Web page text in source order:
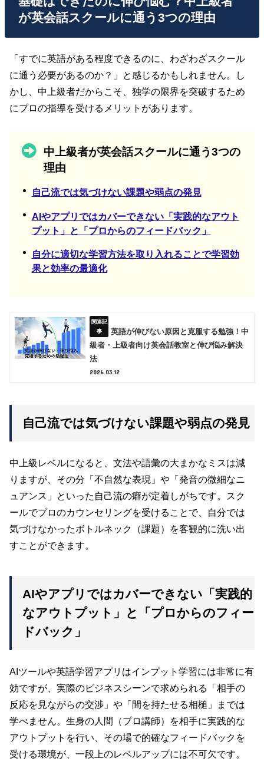
が英会話スクールに通う3つの理由
「すでに英語がある程度できるのに、わざわざスクール
に通う必要があるのか？」と感じるかもしれません。し
かし、中上級者だからこそ、独学の限界を突破するため
にプロの指導を受けるメリットがあります。
中上級者が英会話スクールに通う3つの
理由
自己流では気づけない課題や弱点の発見
AIやアプリではカバーできない「実践的なアウト
プット」と「プロからのフィードバック」
自分に適切な学習方法を取り入れることで学習効
果と効率の最適化
英語が伸びない原因と克服する勉強！中
級者・上級者向け英会話教室と伸び悩み解決
法
2026.03.12
自己流では気づけない課題や弱点の発見
中上級レベルになると、文法や語彙の大まかなミスは減
りますが、その分「不自然な表現」や「発音の微細なニ
ュアンス」といった自己流の癖が定着しがちです。スク
ールでプロのカウンセリングを受けることで、自分では
気づけなかったボトルネック（課題）を客観的に洗い出
すことができます。
AIやアプリではカバーできない「実践的
なアウトプット」と「プロからのフィー
ドバック」
AIツールや英語学習アプリはインプット学習には非常に有
効ですが、実際のビジネスシーンで求められる「相手の
反応を見ながらの交渉」や「間を持たせる相槌」までは
学べません。生身の人間（プロ講師）を相手に実践的な
アウトプットを行い、その場で的確なフィードバックを
受ける環境が、一段上のレベルアップには不可欠です。